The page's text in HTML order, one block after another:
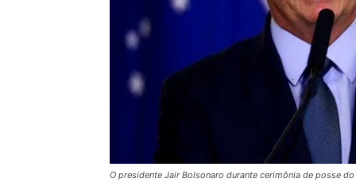
O presidente Jair Bolsonaro durante cerimônia de posse